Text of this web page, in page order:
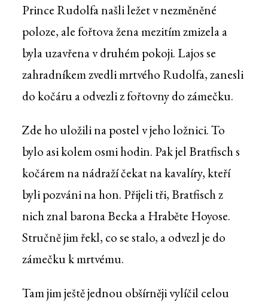
Prince Rudolfa našli ležet v nezměněné
poloze, ale fořtova žena mezitím zmizela a
byla uzavřena v druhém pokoji. Lajos se
zahradníkem zvedli mrtvého Rudolfa, zanesli
do kočáru a odvezli z fořtovny do zámečku.
Zde ho uložili na postel v jeho ložnici. To
bylo asi kolem osmi hodin. Pak jel Bratfisch s
kočárem na nádraží čekat na kavalíry, kteří
byli pozváni na hon. Přijeli tři, Bratfisch z
nich znal barona Becka a Hraběte Hoyose.
Stručně jim řekl, co se stalo, a odvezl je do
zámečku k mrtvému.
Tam jim ještě jednou obšírněji vylíčil celou